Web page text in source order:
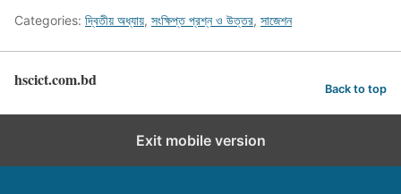
Categories: দ্বিতীয় অধ্যায়, সংক্ষিপ্ত প্রশ্ন ও উত্তর, সাজেশন
hscict.com.bd Back to top
Exit mobile version